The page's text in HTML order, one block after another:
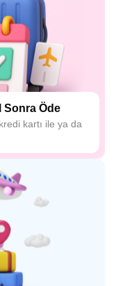
Sonra Öde
kartı ile ya da